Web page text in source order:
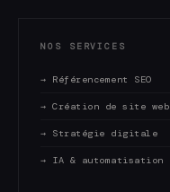
NOS SERVICES
→ Référencement SEO
→ Création de site web
→ Stratégie digitale
→ IA & automatisation